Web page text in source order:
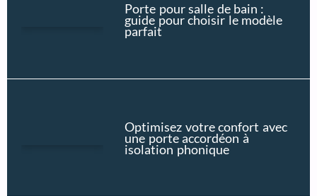
Porte pour salle de bain :
guide pour choisir le modèle
parfait
Optimisez votre confort avec
une porte accordéon à
isolation phonique